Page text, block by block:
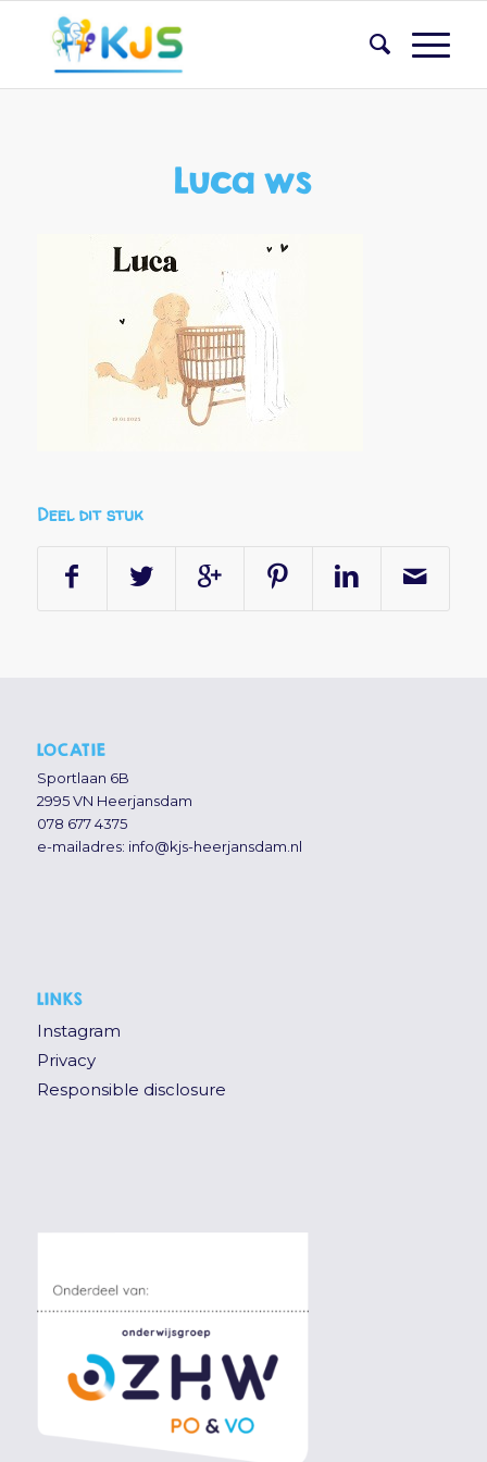
Luca ws
Deel dit stuk
LOCATIE
Sportlaan 6B
2995 VN Heerjansdam
078 677 4375
e-mailadres: info@kjs-heerjansdam.nl
LINKS
Instagram
Privacy
Responsible disclosure